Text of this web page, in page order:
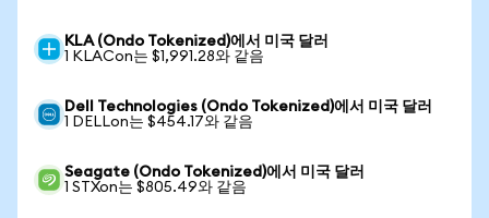
KLA (Ondo Tokenized)에서 미국 달러
1 KLACon는 $1,991.28와 같음
Dell Technologies (Ondo Tokenized)에서 미국 달러
1 DELLon는 $454.17와 같음
Seagate (Ondo Tokenized)에서 미국 달러
1 STXon는 $805.49와 같음